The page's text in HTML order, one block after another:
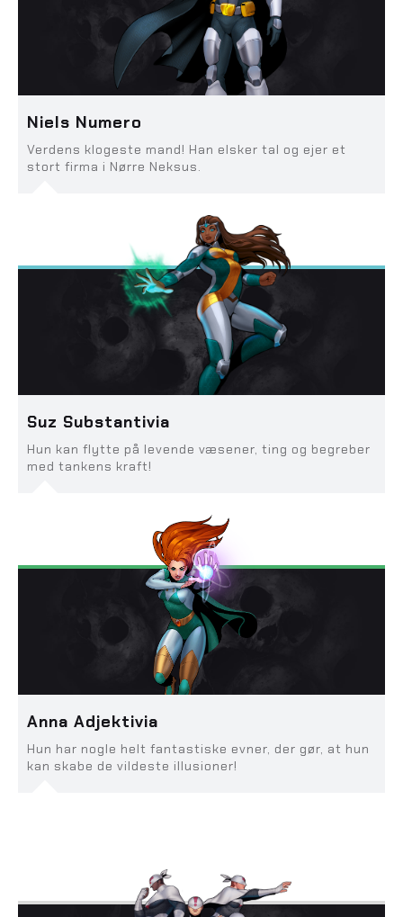
Niels Numero
Verdens klogeste mand! Han elsker tal og ejer et
stort firma i Nørre Neksus.
Suz Substantivia
Hun kan flytte på levende væsener, ting og begreber
med tankens kraft!
Anna Adjektivia
Hun har nogle helt fantastiske evner, der gør, at hun
kan skabe de vildeste illusioner!